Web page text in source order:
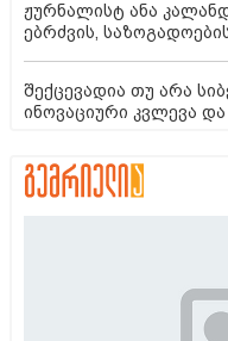
ჟურნალისტ ანა
ებრძვის,
შექცევადია თუ არა
ინოვაციური კვლევა